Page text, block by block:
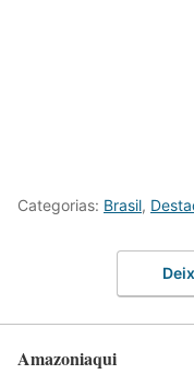
Categorias: Brasil,
Amazoniaqui